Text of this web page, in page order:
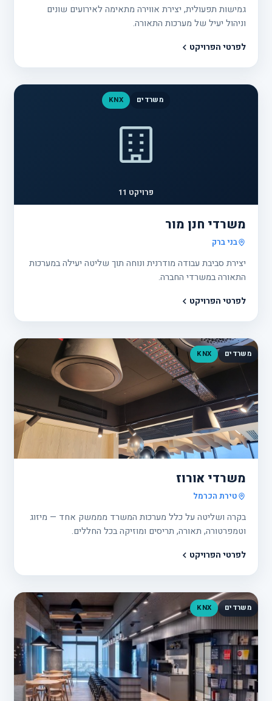
גמישות תפעולית, יצירת אווירה מתאימה לאירועים שונים
וניהול יעיל של מערכות התאורה.
לפרטי הפרויקט
משרדים KNX
פרויקט 11
משרדי חנן מור
בני ברק
יצירת סביבת עבודה מודרנית ונוחה תוך שליטה יעילה במערכות
התאורה במשרדי החברה.
לפרטי הפרויקט
משרדים KNX
משרדי אורוז
טירת הכרמל
בקרה ושליטה על כלל מערכות המשרד מממשק אחד — מיזוג
וטמפרטורה, תאורה, תריסים ומוזיקה בכל החללים.
לפרטי הפרויקט
משרדים KNX